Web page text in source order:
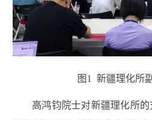
图 1 新疆理化所
高鸿钧院士对新疆理化所